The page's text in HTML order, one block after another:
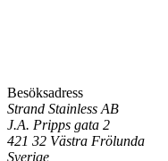
Besöksadress
Strand Stainless AB
J.A. Pripps gata 2
421 32 Västra Frölunda
Sverige